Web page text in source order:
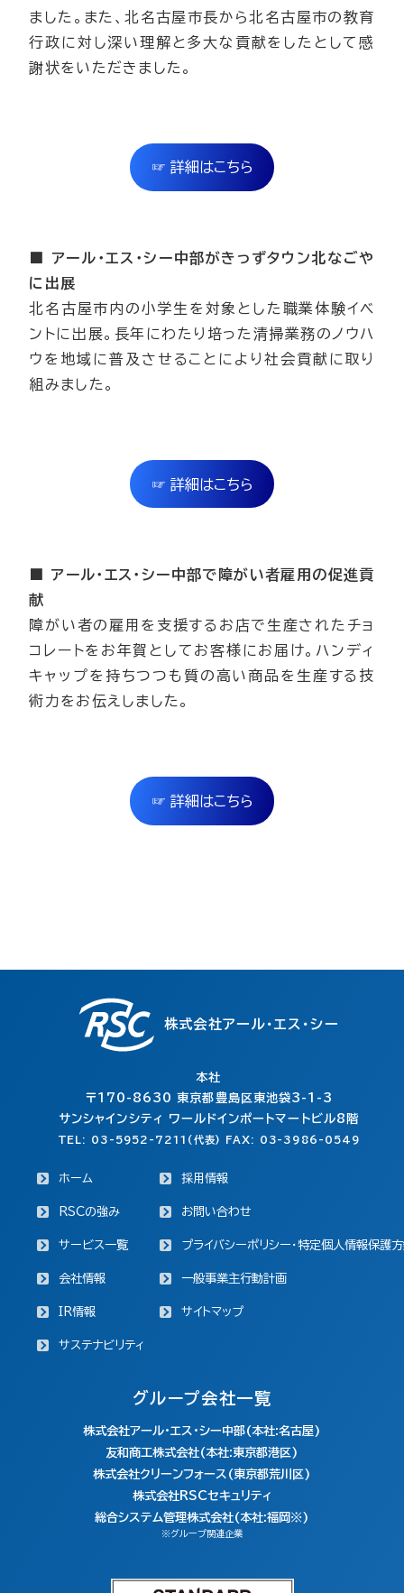
ました。また、北名古屋市長から北名古屋市の教育
行政に対し深い理解と多大な貢献をしたとして感
謝状をいただきました。
☞ 詳細はこちら
■ アール・エス・シー中部がきっずタウン北なごや
に出展
北名古屋市内の小学生を対象とした職業体験イベ
ントに出展。長年にわたり培った清掃業務のノウハ
ウを地域に普及させることにより社会貢献に取り
組みました。
☞ 詳細はこちら
■ アール・エス・シー中部で障がい者雇用の促進貢
献
障がい者の雇用を支援するお店で生産されたチョ
コレートをお年賀としてお客様にお届け。ハンディ
キャップを持ちつつも質の高い商品を生産する技
術力をお伝えしました。
☞ 詳細はこちら
株式会社アール・エス・シー
本社
〒170-8630東京都豊島区東池袋3-1-3
サンシャインシティ ワールドインポートマートビル8階
TEL: 03-5952-7211(代表) FAX: 03-3986-0549
ホーム
RSCの強み
サービス一覧
会社情報
IR情報
サステナビリティ
採用情報
お問い合わせ
プライバシーポリシー・特定個人情報保護
一般事業主行動計画
サイトマップ
グループ会社一覧
株式会社アール・エス・シー中部(本社:名古屋)
友和商工株式会社(本社:東京都港区)
株式会社クリーンフォース(東京都荒川区)
株式会社RSCセキュリティ
総合システム管理株式会社(本社:福岡※)
※グループ関連企業